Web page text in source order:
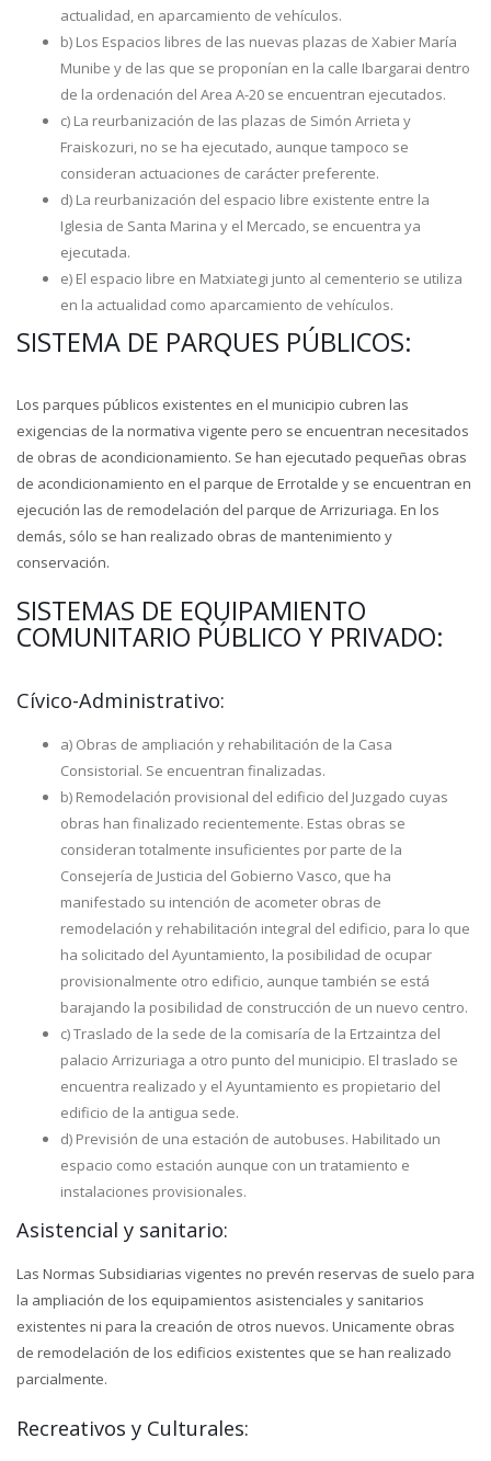
actualidad, en aparcamiento de vehículos.
b) Los Espacios libres de las nuevas plazas de Xabier María
Munibe y de las que se proponían en la calle Ibargarai dentro
de la ordenación del Area A-20 se encuentran ejecutados.
c) La reurbanización de las plazas de Simón Arrieta y
Fraiskozuri, no se ha ejecutado, aunque tampoco se
consideran actuaciones de carácter preferente.
d) La reurbanización del espacio libre existente entre la
Iglesia de Santa Marina y el Mercado, se encuentra ya
ejecutada.
e) El espacio libre en Matxiategi junto al cementerio se utiliza
en la actualidad como aparcamiento de vehículos.
SISTEMA DE PARQUES PÚBLICOS:
Los parques públicos existentes en el municipio cubren las
exigencias de la normativa vigente pero se encuentran necesitados
de obras de acondicionamiento. Se han ejecutado pequeñas obras
de acondicionamiento en el parque de Errotalde y se encuentran en
ejecución las de remodelación del parque de Arrizuriaga. En los
demás, sólo se han realizado obras de mantenimiento y
conservación.
SISTEMAS DE EQUIPAMIENTO
COMUNITARIO PÚBLICO Y PRIVADO:
Cívico-Administrativo:
a) Obras de ampliación y rehabilitación de la Casa
Consistorial. Se encuentran finalizadas.
b) Remodelación provisional del edificio del Juzgado cuyas
obras han finalizado recientemente. Estas obras se
consideran totalmente insuficientes por parte de la
Consejería de Justicia del Gobierno Vasco, que ha
manifestado su intención de acometer obras de
remodelación y rehabilitación integral del edificio, para lo que
ha solicitado del Ayuntamiento, la posibilidad de ocupar
provisionalmente otro edificio, aunque también se está
barajando la posibilidad de construcción de un nuevo centro.
c) Traslado de la sede de la comisaría de la Ertzaintza del
palacio Arrizuriaga a otro punto del municipio. El traslado se
encuentra realizado y el Ayuntamiento es propietario del
edificio de la antigua sede.
d) Previsión de una estación de autobuses. Habilitado un
espacio como estación aunque con un tratamiento e
instalaciones provisionales.
Asistencial y sanitario:
Las Normas Subsidiarias vigentes no prevén reservas de suelo para
la ampliación de los equipamientos asistenciales y sanitarios
existentes ni para la creación de otros nuevos. Unicamente obras
de remodelación de los edificios existentes que se han realizado
parcialmente.
Recreativos y Culturales: